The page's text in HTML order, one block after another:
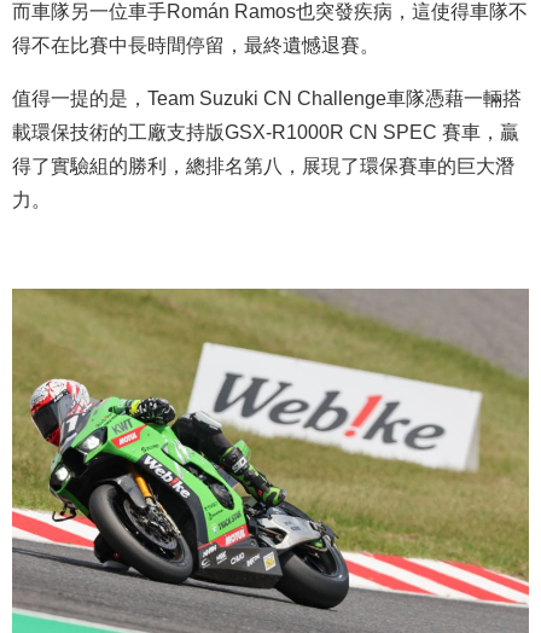
而車隊另一位車手Román Ramos也突發疾病，這使得車隊不
得不在比賽中長時間停留，最終遺憾退賽。
值得一提的是，Team Suzuki CN Challenge車隊憑藉一輛搭
載環保技術的工廠支持版GSX-R1000R CN SPEC 賽車，贏
得了實驗組的勝利，總排名第八，展現了環保賽車的巨大潛
力。